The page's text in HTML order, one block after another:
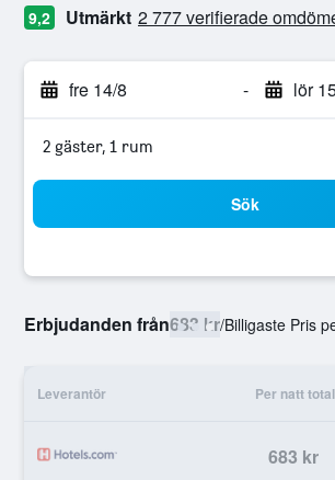
9,2 Utmärkt 2 777 verifierade
fre 14/8 - lör
2 gäster, 1 rum
Sök
Erbjudanden från683 kr/Billigaste Pris
Leverantör Per natt
683 kr